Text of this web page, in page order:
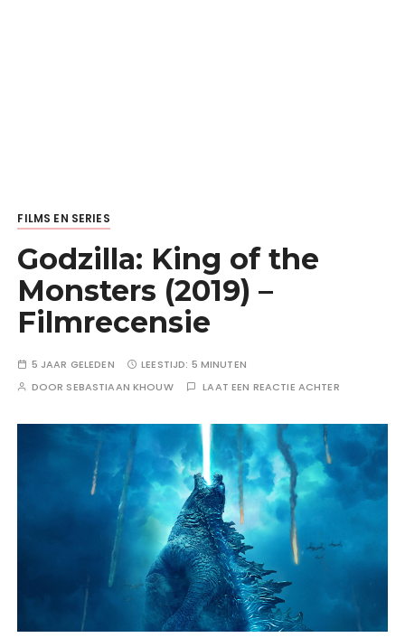
FILMS EN SERIES
Godzilla: King of the
Monsters (2019) –
Filmrecensie
5 JAAR GELEDEN LEESTIJD: 5 MINUTEN
DOOR SEBASTIAAN KHOUW LAAT EEN REACTIE ACHTER